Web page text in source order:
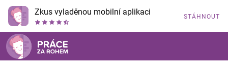
Zkus vyladěnou mobilní aplikaci STÁHNOUT